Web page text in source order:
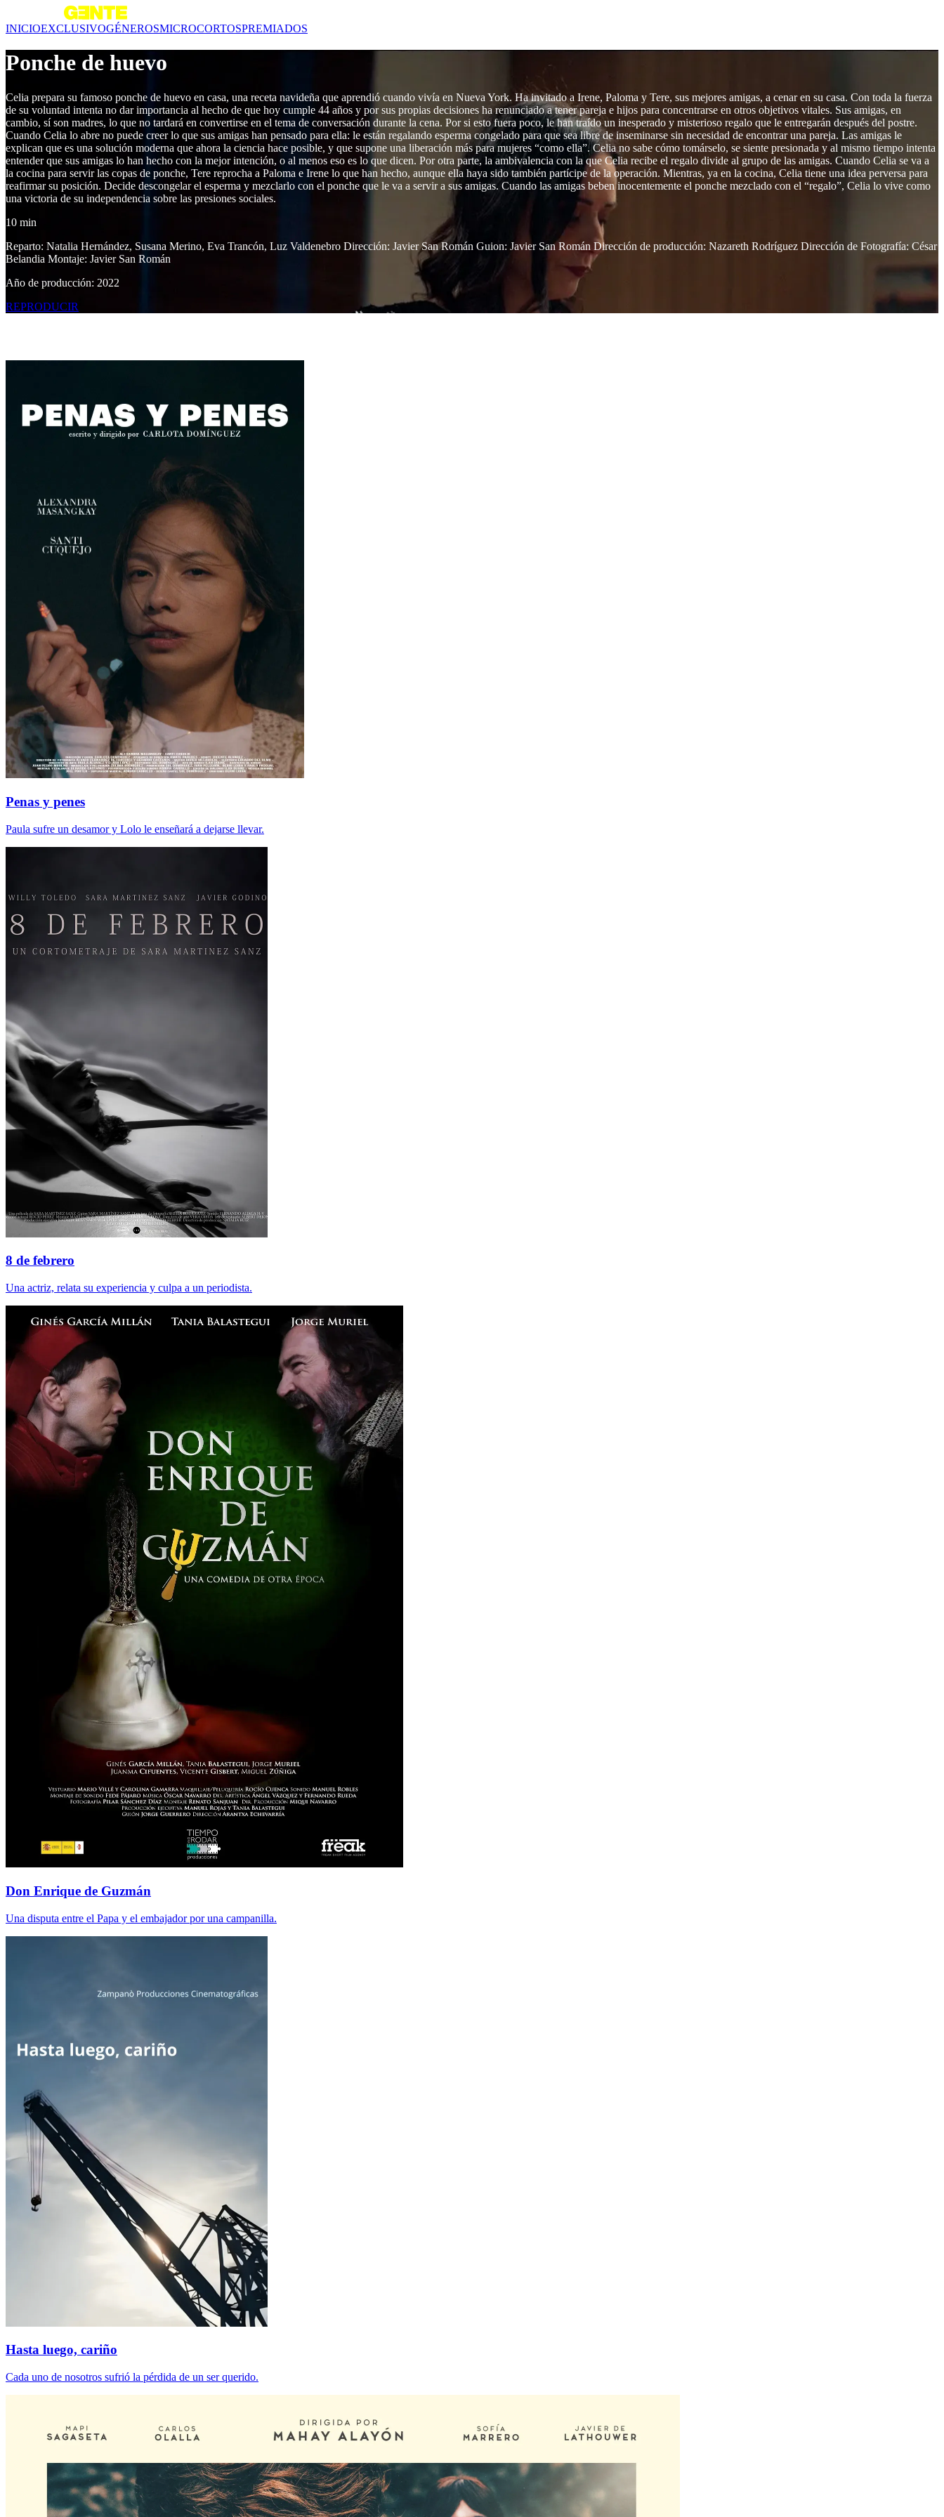
INICIOEXCLUSIVOGÉNEROSMICROCORTOSPREMIADOS
Ponche de huevo
Celia prepara su famoso ponche de huevo en casa, una receta navideña que aprendió cuando vivía en Nueva York. Ha invitado a Irene, Paloma y Tere, sus mejores amigas, a cenar en su casa. Con toda la fuerza
de su voluntad intenta no dar importancia al hecho de que hoy cumple 44 años y por sus propias decisiones ha renunciado a tener pareja e hijos para concentrarse en otros objetivos vitales. Sus amigas, en
cambio, sí son madres, lo que no tardará en convertirse en el tema de conversación durante la cena. Por si esto fuera poco, le han traído un inesperado y misterioso regalo que le entregarán después del postre.
Cuando Celia lo abre no puede creer lo que sus amigas han pensado para ella: le están regalando esperma congelado para que sea libre de inseminarse sin necesidad de encontrar una pareja. Las amigas le
explican que es una solución moderna que ahora la ciencia hace posible, y que supone una liberación más para mujeres “como ella”. Celia no sabe cómo tomárselo, se siente presionada y al mismo tiempo intenta
entender que sus amigas lo han hecho con la mejor intención, o al menos eso es lo que dicen. Por otra parte, la ambivalencia con la que Celia recibe el regalo divide al grupo de las amigas. Cuando Celia se va a
la cocina para servir las copas de ponche, Tere reprocha a Paloma e Irene lo que han hecho, aunque ella haya sido también partícipe de la operación. Mientras, ya en la cocina, Celia tiene una idea perversa para
reafirmar su posición. Decide descongelar el esperma y mezclarlo con el ponche que le va a servir a sus amigas. Cuando las amigas beben inocentemente el ponche mezclado con el “regalo”, Celia lo vive como
una victoria de su independencia sobre las presiones sociales.
10 min
Reparto: Natalia Hernández, Susana Merino, Eva Trancón, Luz Valdenebro Dirección: Javier San Román Guion: Javier San Román Dirección de producción: Nazareth Rodríguez Dirección de Fotografía: César
Belandia Montaje: Javier San Román
Año de producción: 2022
REPRODUCIR
Penas y penes
Paula sufre un desamor y Lolo le enseñará a dejarse llevar.
8 de febrero
Una actriz, relata su experiencia y culpa a un periodista.
Don Enrique de Guzmán
Una disputa entre el Papa y el embajador por una campanilla.
Hasta luego, cariño
Cada uno de nosotros sufrió la pérdida de un ser querido.